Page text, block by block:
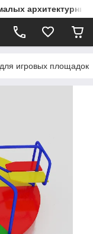
игровых площадок